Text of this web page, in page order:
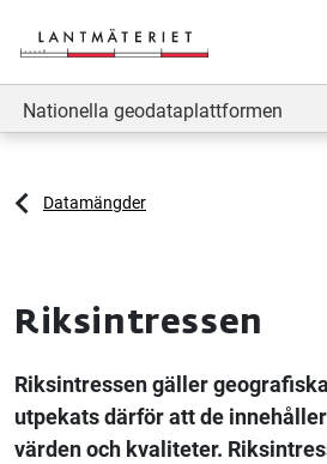
Nationella geodataplattformen
Datamängder
Riksintressen
Riksintressen gäller
utpekats därför att de
värden och kvaliteter.